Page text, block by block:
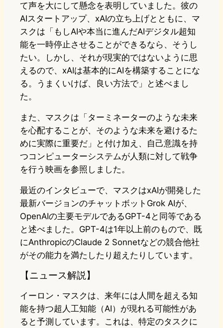
て声を大にして懸念を表明していました。彼の
AIスタートアップ、xAIの立ち上げとともに、マ
スクは「もしAIや本当に進んだAIデジタル超知
能を一時停止させることができるなら、そうし
たい。しかし、それが現実的ではないように思
えるので、xAIは基本的にAIを構築することにな
る。うまくいけば、良い方法で」と述べまし
た。
また、マスクは「ターミネーターのような未来
を心配することが、そのような未来を避けるた
めに実際に重要だ」と付け加え、自己意識を持
つコンピューターシステムが人類に対して戦争
を行う映画を参照しました。
最近のインタビューで、マスクはxAIが開発した
最新バージョンのチャットボットGrok AIが、
OpenAIの主要モデルであるGPT-4と同等である
と述べました。GPT-4は1年以上前のもので、既
にAnthropicのClaude 2 Sonnetなどの競合他社
がその能力を満たしたり超えたりしています。
【ニュース解説】
イーロン・マスクは、来年には人間を超える知
能を持つ超人工知能（AI）が現れる可能性があ
ると予測しています。これは、特定のタスクに